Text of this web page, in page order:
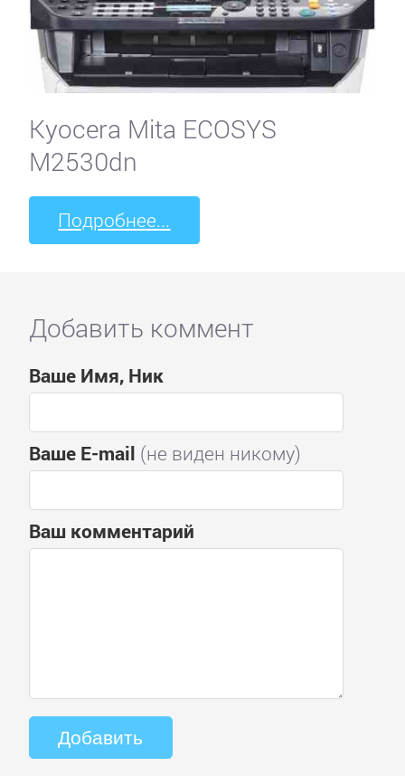
Kyocera Mita ECOSYS
M2530dn
Подробнее...
Добавить коммент
Ваше Имя, Ник
Ваше E-mail (не виден никому)
Ваш комментарий